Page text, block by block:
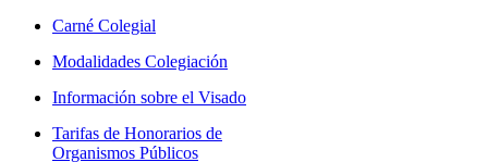
Carné Colegial
Modalidades Colegiación
Información sobre el Visado
Tarifas de Honorarios de
Organismos Públicos